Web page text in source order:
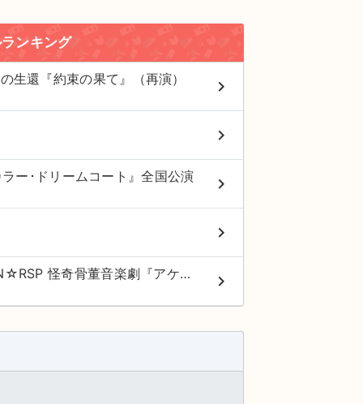
ンキング
生還『約束の果て』（再演） keyboard_arrow_right
keyboard_arrow_right
ー･ドリームコート』全国公演 keyboard_arrow_right
keyboard_arrow_right
2026年劇団☆新感線46周年興行・夏公演 SHINKANSEN☆RSP 怪奇骨董音楽劇『アケチコ！～蒸気の黒ダイヤ、あるいは狂気の島～』全国公演 keyboard_arrow_right